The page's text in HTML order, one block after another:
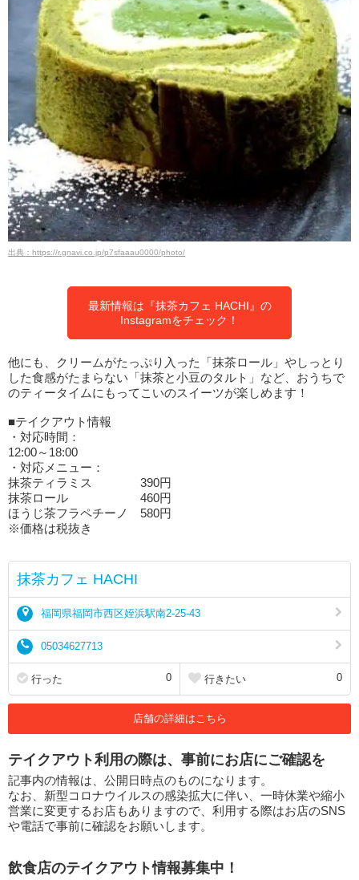
出典：https://r.gnavi.co.jp/p7sfaaau0000/photo/
最新情報は『抹茶カフェ HACHI』の
Instagramをチェック！
他にも、クリームがたっぷり入った「抹茶ロール」やしっとり
した食感がたまらない「抹茶と小豆のタルト」など、おうちで
のティータイムにもってこいのスイーツが楽しめます！
■テイクアウト情報
・対応時間：
12:00～18:00
・対応メニュー：
抹茶ティラミス 390円
抹茶ロール 460円
ほうじ茶フラペチーノ 580円
※価格は税抜き
抹茶カフェ HACHI
福岡県福岡市西区姪浜駅南2-25-43
05034627713
行った 0 行きたい 0
店舗の詳細はこちら
テイクアウト利用の際は、事前にお店にご確認を
記事内の情報は、公開日時点のものになります。
なお、新型コロナウイルスの感染拡大に伴い、一時休業や縮小
営業に変更するお店もありますので、利用する際はお店のSNS
や電話で事前に確認をお願いします。
飲食店のテイクアウト情報募集中！